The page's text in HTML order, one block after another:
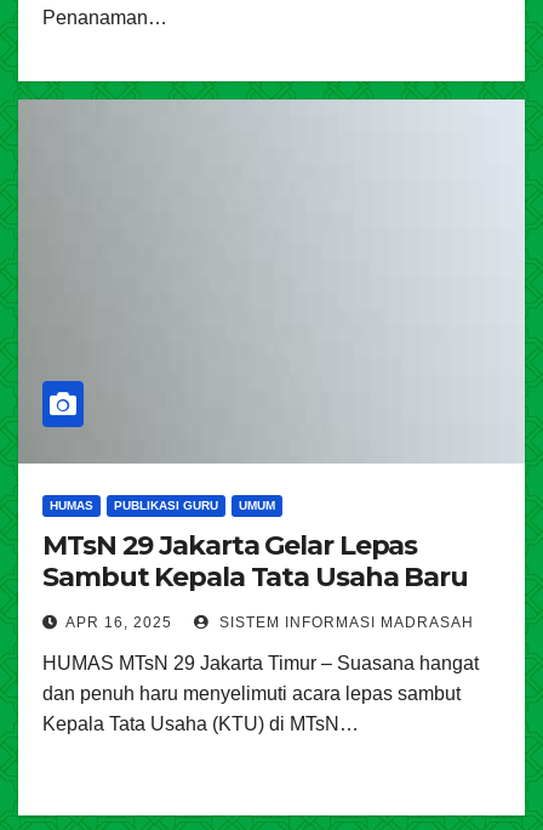
Penanaman…
HUMAS PUBLIKASI GURU UMUM
MTsN 29 Jakarta Gelar Lepas
Sambut Kepala Tata Usaha Baru
APR 16, 2025 SISTEM INFORMASI MADRASAH
HUMAS MTsN 29 Jakarta Timur – Suasana hangat
dan penuh haru menyelimuti acara lepas sambut
Kepala Tata Usaha (KTU) di MTsN…